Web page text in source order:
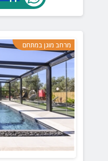
מרחב מוגן במתחם